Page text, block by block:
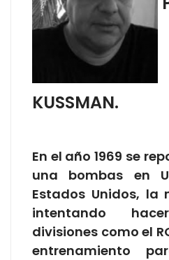
KUSSMAN.
En el año 1969 se
una bombas en
Estados Unidos, la
intentando
divisiones como el
entrenamiento